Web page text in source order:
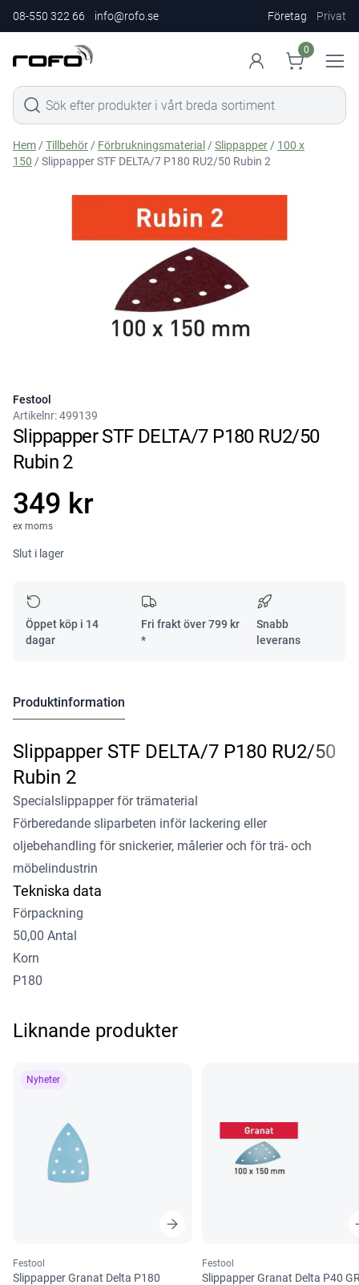
08-550 322 66 info@rofo.se Företag Privat
0
Hem /Tillbehör / Förbrukningsmaterial /Slippapper / 100 x
150 / Slippapper STF DELTA/7 P180 RU2/50 Rubin 2
Festool
Artikelnr:499139
Slippapper STF DELTA/7 P180 RU2/50
Rubin 2
349 kr
ex moms
Slut i lager
Öppet köp i 14
dagar
Fri frakt över799 kr
*
Snabb
leverans
Produktinformation
Slippapper STF DELTA/7 P180 RU2/50
Rubin 2
Specialslippapper för trämaterial
Förberedande sliparbeten inför lackering eller
oljebehandling för snickerier, målerier och för trä- och
möbelindustrin
Tekniska data
Förpackning
50,00 Antal
Korn
P180
Liknande produkter
Nyheter
Festool
Slippapper Granat Delta P180
Festool
Slippapper Granat Delta P40